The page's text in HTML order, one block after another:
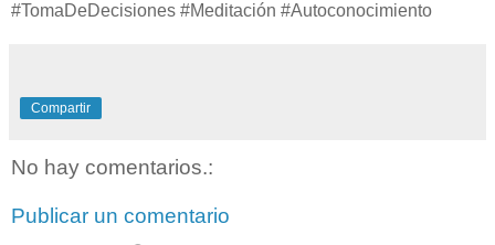
#TomaDeDecisiones #Meditación #Autoconocimiento
Compartir
No hay comentarios.:
Publicar un comentario